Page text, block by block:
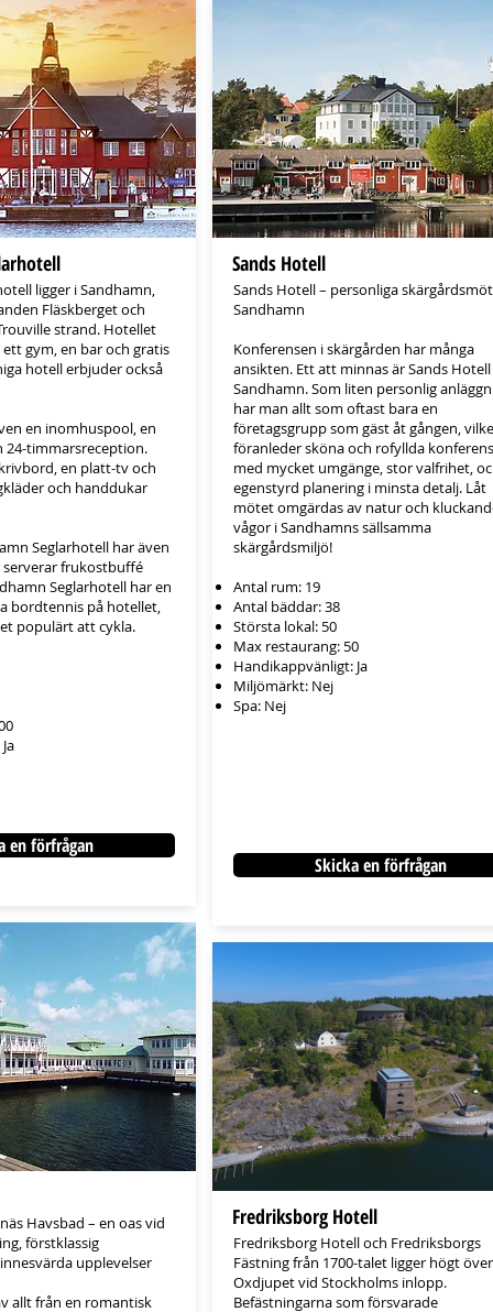
ligger i Sandhamn,
Fläskberget och
strand. Hotellet
gym, en bar och gratis
hotell erbjuder också
en inomhuspool, en
24-timmarsreception.
en platt-tv och
och handdukar
Seglarhotell har även
frukostbuffé
Seglarhotell har en
bordtennis på hotellet,
populärt att cykla.
en förfrågan
Havsbad – en oas vid
förstklassig
upplevelser
allt från en romantisk
Sands Hotell
Sands Hotell – personliga
Sandhamn
Konferensen i skärgården har många
ansikten. Ett att minnas är Sands Hotell
Sandhamn. Som liten personlig
har man allt som oftast bara en
företagsgrupp som gäst åt gången,
föranleder sköna och rofyllda
med mycket umgänge, stor valfrihet,
egenstyrd planering i minsta detalj. Låt
mötet omgärdas av natur och
vågor i Sandhamns sällsamma
skärgårdsmiljö!
Antal rum: 19
Antal bäddar: 38
Största lokal: 50
Max restaurang: 50
Handikappvänligt: Ja
Miljömärkt: Nej
Spa: Nej
Skicka en förfrågan
Fredriksborg Hotell
Fredriksborg Hotell och Fredriksborgs
Fästning från 1700-talet ligger högt över
Oxdjupet vid Stockholms inlopp.
Befästningarna som försvarade